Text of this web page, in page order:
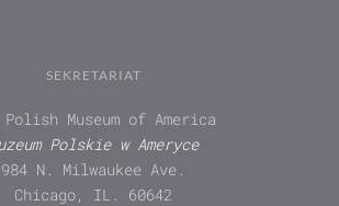
SEKRETARIAT
Polish Museum of America
Polskie w Ameryce
984 N. Milwaukee Ave.
Chicago, IL. 60642